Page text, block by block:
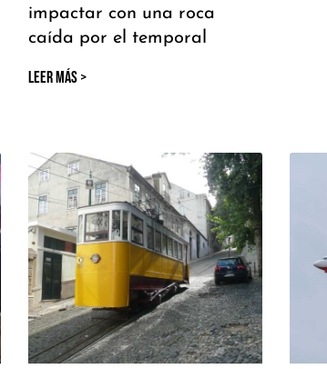
impactar con una roca
caída por el temporal
LEER MÁS >